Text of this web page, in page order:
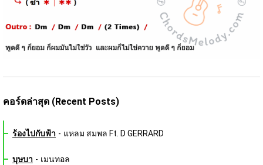
คอร์ดล่าสุด (Recent Posts)
ร้องไปกับฟ้า - แหลม สมพล Ft. D GERRARD
บุษบา - เมนทอล